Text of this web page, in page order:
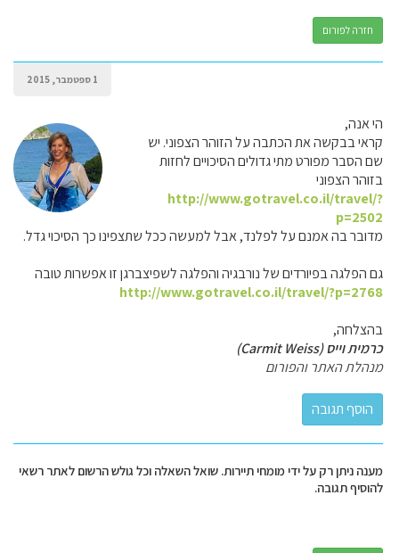
חזרה לפורום
1 ספטמבר, 2015
הי אנה,
קראי בבקשה את הכתבה על הזוהר הצפוני. יש
שם הסבר מפורט מתי גדולים הסיכויים לחזות
בזוהר הצפוני
http://www.gotravel.co.il/travel/?
p=2502
מדובר בה אמנם על לפלנד, אבל למעשה ככל שתצפינו כך הסיכוי גדל.
גם הפלגה בפיורדים של נורבגיה והפלגה לשפיצברגן זו אפשרות טובה
http://www.gotravel.co.il/travel/?p=2768
בהצלחה,
כרמית וייס (Carmit Weiss)
מנהלת האתר והפורום
מענה ניתן רק על ידי מומחי תיירות. שואל השאלה וכל גולש הרשום לאתר רשאי
להוסיף תגובה.